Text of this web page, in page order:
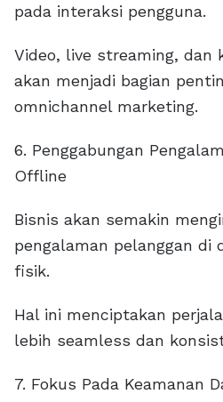
pada interaksi pengguna.
Video, live streaming, dan
akan menjadi bagian
omnichannel marketing.
6. Penggabungan
Offline
Bisnis akan semakin
pengalaman pelanggan di
fisik.
Hal ini menciptakan
lebih seamless dan
7. Fokus Pada Keamanan